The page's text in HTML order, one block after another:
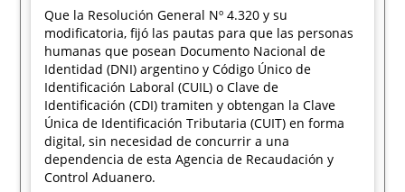
Que la Resolución General Nº 4.320 y su
modificatoria, fijó las pautas para que las personas
humanas que posean Documento Nacional de
Identidad (DNI) argentino y Código Único de
Identificación Laboral (CUIL) o Clave de
Identificación (CDI) tramiten y obtengan la Clave
Única de Identificación Tributaria (CUIT) en forma
digital, sin necesidad de concurrir a una
dependencia de esta Agencia de Recaudación y
Control Aduanero.